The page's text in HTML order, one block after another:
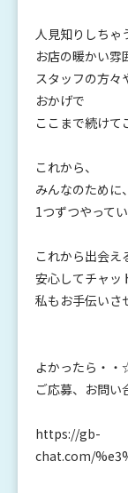
人見知りしちゃ
お店の暖かい雰
スタッフの方々
おかげで
ここまで続け
これから、
みんなのために
1つずつやって
これから出会え
安心してチャッ
私もお手伝い
よかったら・
ご応募、お問
https://gb-
chat.com/